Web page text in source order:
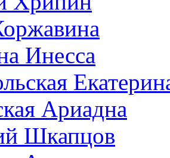
Инесса
Ариадна
Шкапцов